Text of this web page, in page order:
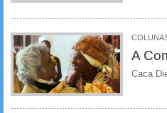
A
Caca